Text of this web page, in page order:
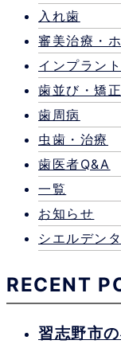
入れ歯
審美治療・
インプラント
歯並び・矯正
歯周病
虫歯・治療
歯医者Q&A
一覧
お知らせ
シエルデン
RECENT
習志野市